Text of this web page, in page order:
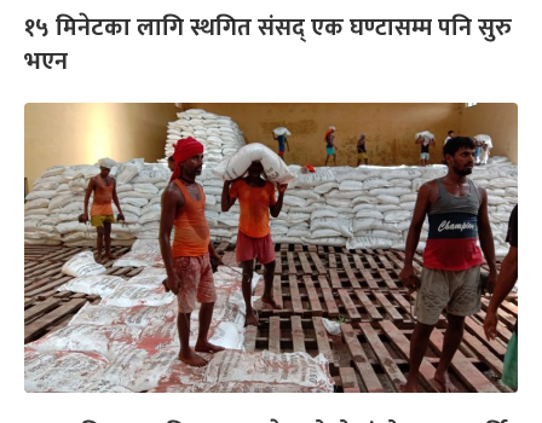
१५ मिनेटका लागि स्थगित संसद् एक घण्टासम्म पनि सुरु
भएन